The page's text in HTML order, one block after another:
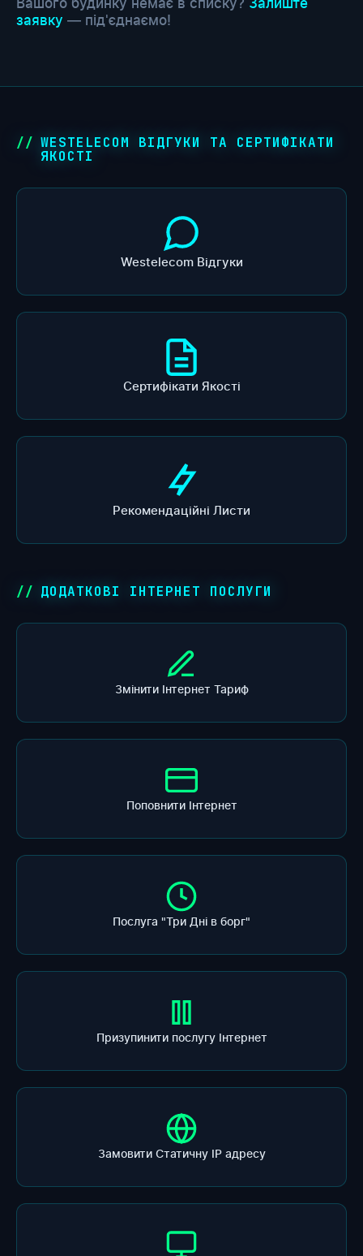
Вашого будинку немає в списку? Залиште
заявку — під'єднаємо!
WESTELECOM ВІДГУКИ ТА СЕРТИФІКАТИ
ЯКОСТІ
Westelecom Відгуки
Сертифікати Якості
Рекомендаційні Листи
ДОДАТКОВІ ІНТЕРНЕТ ПОСЛУГИ
Змінити Інтернет Тариф
Поповнити Інтернет
Послуга "Три Дні в борг"
Призупинити послугу Інтернет
Замовити Статичну ІР адресу